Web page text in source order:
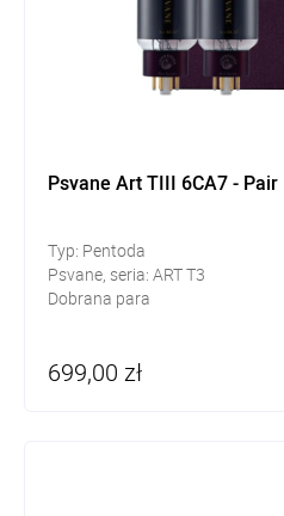
Psvane Art TIII 6CA7 - Pair
Typ: Pentoda
Psvane, seria: ART T3
Dobrana para
699,00 zł